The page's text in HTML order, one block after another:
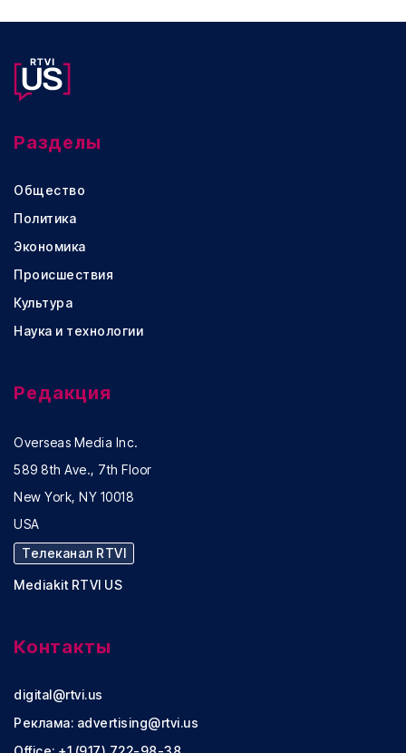
Разделы
Общество
Политика
Экономика
Происшествия
Культура
Наука и технологии
Редакция
Overseas Media Inc.
589 8th Ave., 7th Floor
New York, NY 10018
USA
Телеканал RTVI
Mediakit RTVI US
Контакты
digital@rtvi.us
Реклама: advertising@rtvi.us